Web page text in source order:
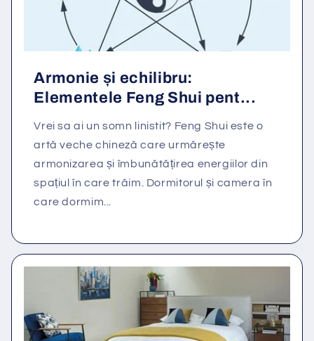
Armonie și echilibru:
Elementele Feng Shui pent...
Vrei sa ai un somn linistit? Feng Shui este o
artă veche chineză care urmărește
armonizarea și îmbunătățirea energiilor din
spațiul în care trăim. Dormitorul și camera în
care dormim...